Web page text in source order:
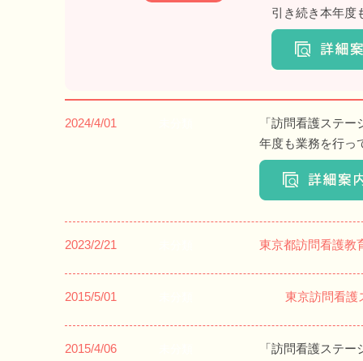
引き続き本年度
2024/4/01
「訪問看護ステ
年度も業務を行っ
2023/2/21 東京都訪問看護教
2015/5/01 東京訪問看護
2015/4/06
「訪問看護ステ